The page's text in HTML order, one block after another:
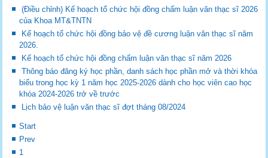
(Điều chỉnh) Kế hoạch tổ chức hội đồng chấm luận văn thạc sĩ 2026
của Khoa MT&TNTN
Kế hoạch tổ chức hội đồng bảo vệ đề cương luận văn thạc sĩ năm
2026.
Kế hoạch tổ chức hội đồng chấm luận văn thạc sĩ năm 2026
Thông báo đăng ký học phần, danh sách học phần mở và thời khóa
biểu trong học kỳ 1 năm học 2025-2026 dành cho học viên cao học
khóa 2024-2026 trở về trước
Lịch bảo vệ luận văn thạc sĩ đợt tháng 08/2024
Start
Prev
1